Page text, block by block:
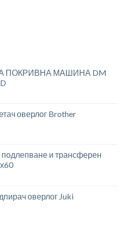
ПОКРИВНА МАШИНА DM
оверлог Brother
и трансферен
оверлог Juki